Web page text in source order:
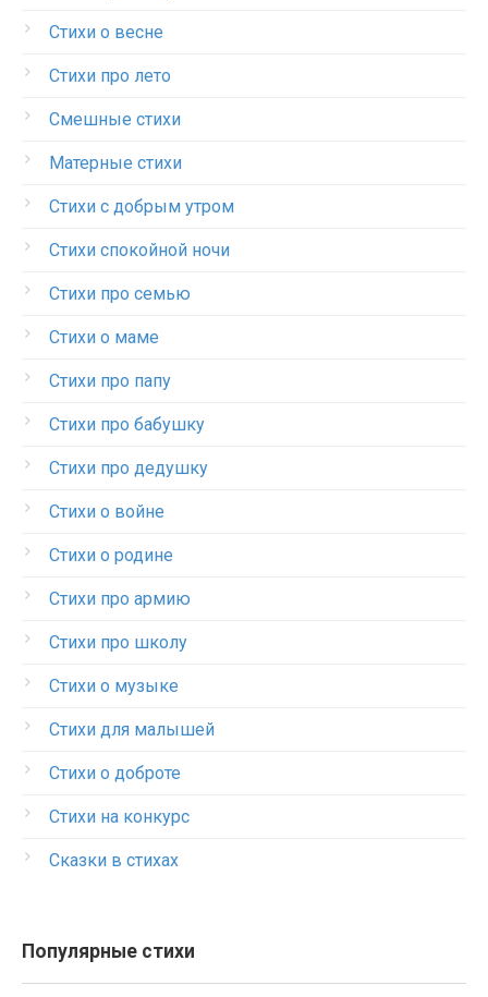
Стихи о весне
Стихи про лето
Смешные стихи
Матерные стихи
Стихи с добрым утром
Стихи спокойной ночи
Стихи про семью
Стихи о маме
Стихи про папу
Стихи про бабушку
Стихи про дедушку
Стихи о войне
Стихи о родине
Стихи про армию
Стихи про школу
Стихи о музыке
Стихи для малышей
Стихи о доброте
Стихи на конкурс
Сказки в стихах
Популярные стихи